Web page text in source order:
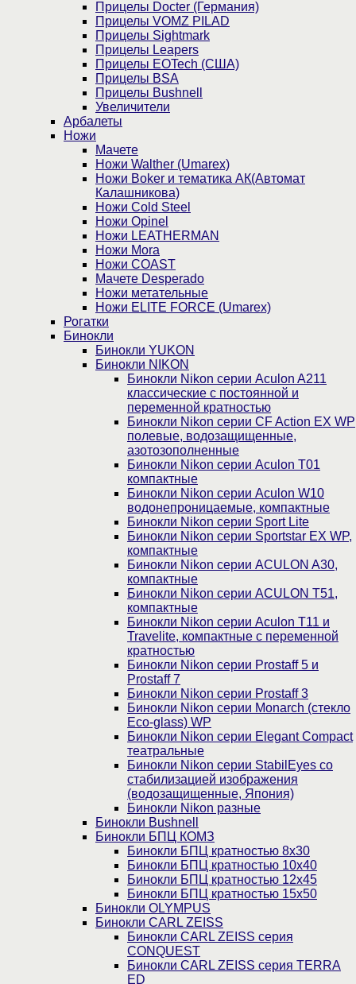
Прицелы Docter (Германия)
Прицелы VOMZ PILAD
Прицелы Sightmark
Прицелы Leapers
Прицелы EOTech (США)
Прицелы BSA
Прицелы Bushnell
Увеличители
Арбалеты
Ножи
Мачете
Ножи Walther (Umarex)
Ножи Boker и тематика АК(Автомат
Калашникова)
Ножи Cold Steel
Ножи Opinel
Ножи LEATHERMAN
Ножи Mora
Ножи COAST
Мачете Desperado
Ножи метательные
Ножи ELITE FORCE (Umarex)
Рогатки
Бинокли
Бинокли YUKON
Бинокли NIKON
Бинокли Nikon серии Aculon A211
классические с постоянной и
переменной кратностью
Бинокли Nikon серии СF Action EX WP
полевые, водозащищенные,
азотозополненные
Бинокли Nikon серии Aculon T01
компактные
Бинокли Nikon серии Aculon W10
водонепроницаемые, компактные
Бинокли Nikon серии Sport Lite
Бинокли Nikon серии Sportstar EX WP,
компактные
Бинокли Nikon серии ACULON A30,
компактные
Бинокли Nikon серии ACULON Т51,
компактные
Бинокли Nikon серии Aculon T11 и
Travelite, компактные с переменной
кратностью
Бинокли Nikon серии Prostaff 5 и
Prostaff 7
Бинокли Nikon серии Prostaff 3
Бинокли Nikon серии Monarch (стекло
Eco-glass) WP
Бинокли Nikon серии Elegant Compact
театральные
Бинокли Nikon серии StabilEyes со
стабилизацией изображения
(водозащищенные, Япония)
Бинокли Nikon разные
Бинокли Bushnell
Бинокли БПЦ КОМЗ
Бинокли БПЦ кратностью 8х30
Бинокли БПЦ кратностью 10х40
Бинокли БПЦ кратностью 12х45
Бинокли БПЦ кратностью 15х50
Бинокли OLYMPUS
Бинокли CARL ZEISS
Бинокли CARL ZEISS серия
CONQUEST
Бинокли CARL ZEISS серия TERRA
ED